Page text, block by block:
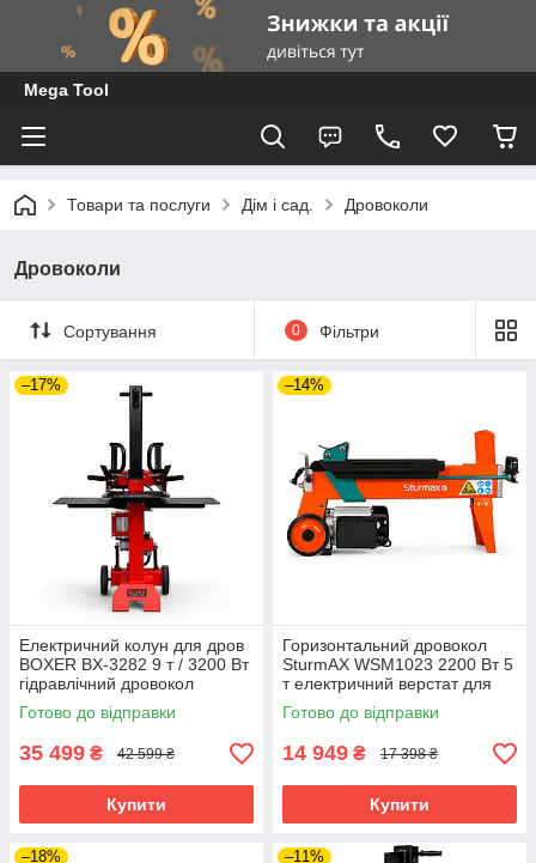
Mega Tool
Товари та послуги Дім і сад. Дровоколи
Дровоколи
Сортування 0 Фільтри
–17%
Електричний колун для дров
BOXER BX-3282 9 т / 3200 Вт
гідравлічний дровокол
дровокол для дому 220в
Готово до відправки
35 499 ₴ 42 599 ₴
Купити
–14%
Горизонтальний дровокол
SturmAX WSM1023 2200 Вт 5
т електричний верстат для
розколювання дров
Готово до відправки
14 949 ₴ 17 398 ₴
Купити
–18% –11%